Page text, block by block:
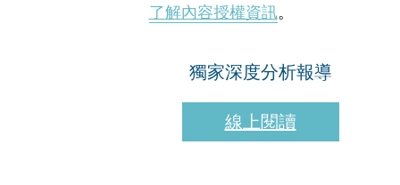
了解內容授權資訊。
獨家深度分析報導
線上閱讀